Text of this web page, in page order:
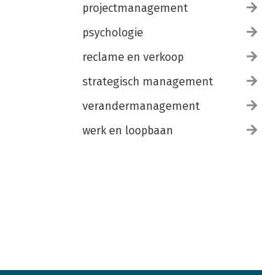
projectmanagement
psychologie
reclame en verkoop
strategisch management
verandermanagement
werk en loopbaan